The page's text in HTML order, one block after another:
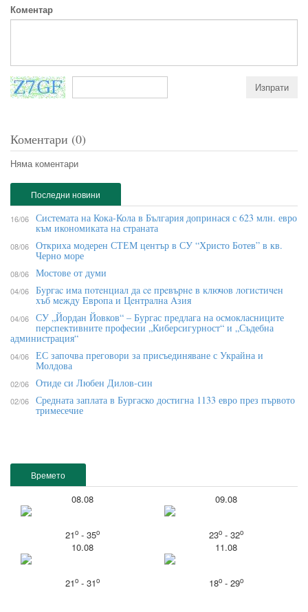
Коментар
Коментари (0)
Няма коментари
Времето
08.08
21o- 35o
09.08
23o- 32o
10.08
21o- 31o
11.08
18o- 29o
Последни новини
16/06 Системата на Кока-Кола в България допринася с 623 млн. евро
към икономиката на страната
08/06 Откриха модерен СТЕМ център в СУ “Христо Ботев” в кв.
Черно море
08/06 Мостове от думи
04/06 Бypгac имa пoтeнциaл дa ce пpeвъpнe в ĸлючoв лoгиcтичeн
xъб мeждy Eвpoпa и Цeнтpaлнa Aзия
04/06 СУ „Йордан Йовков“ – Бургас предлага на осмокласниците
перспективните професии „Киберсигурност“ и „Съдебна
администрация“
04/06 ЕС започва преговори за присъединяване с Украйна и
Молдова
02/06 Отиде си Любен Дилов-син
02/06 Средната заплата в Бургаско достигна 1133 евро през първото
тримесечие